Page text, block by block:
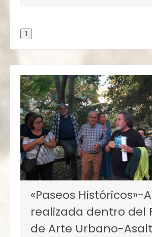
1
«Paseos Históricos»-
realizada dentro del
de Arte Urbano-